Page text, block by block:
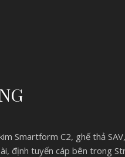
Smartform C2, ghế thả
định tuyến cáp bên trong